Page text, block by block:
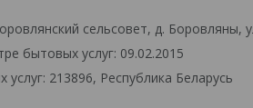
сельсовет, д. Боровляны,
бытовых услуг: 09.02.2015
213896, Республика Беларусь